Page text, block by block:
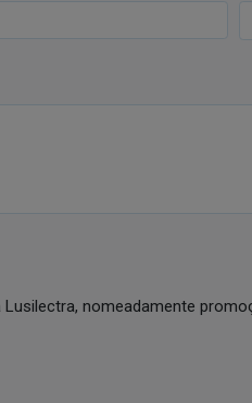
nomeadamente